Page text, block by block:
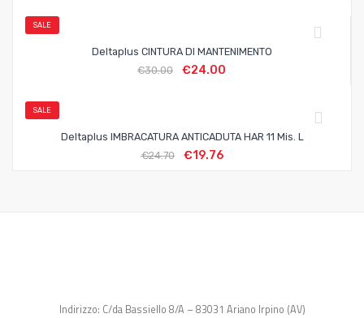
SALE
Deltaplus CINTURA DI MANTENIMENTO
€30.00 €24.00
SALE
Deltaplus IMBRACATURA ANTICADUTA HAR 11 Mis. L
€24.70 €19.76
Indirizzo: C/da Bassiello 8/A – 83031 Ariano Irpino (AV)